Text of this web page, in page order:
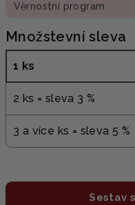
Věrnostní program
Množstevní sleva
1 ks
2 ks = sleva 3 %
3 a více ks = sleva 5 %
Sestav